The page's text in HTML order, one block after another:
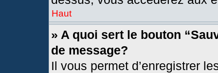
Haut
» A quoi sert le bouton
de message?
Il vous permet d’enregistrer